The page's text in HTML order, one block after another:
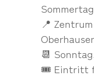
📍
📆
🎟️ Eintritt